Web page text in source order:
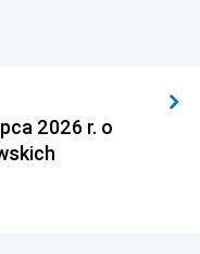
2026 r. o